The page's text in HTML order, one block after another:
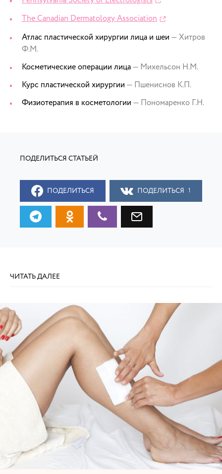
The Canadian Dermatology Association
Атлас пластической хирургии лица и шеи — Хитров
Ф.М.
Косметические операции лица— Михельсон Н.М.
Курс пластической хирургии — Пшениснов К.П.
Физиотерапия в косметологии — Пономаренко Г.Н.
ПОДЕЛИТЬСЯ ПОДЕЛИТЬСЯ 1
ЧИТАТЬ ДАЛЕЕ